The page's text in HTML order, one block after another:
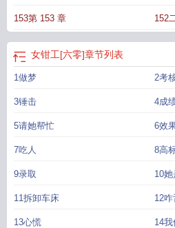
工，整个工业时代的崛起都留有她的烙印。
重，热情的崇拜且追捧，但起初，我只是做
披荆斩棘、搏杀开路ps：1、年代事业文，升
品，任何能让读者看得高兴的题材都是合理
言情分类的感情线，女主非常优秀，在中后
个喜欢顺眼的试试，但最终发现事业才是她
集合》留存作者爱写主角搞事业的文：刑侦
后》《农家子，青云路》《治愈精灵穿到体
际唯一群体治疗》《四爷云养崽崽成了清宫
干吗钳工是干什么工作内容 女生学钳工怎么
表演女钳工六零笔趣阁 女生考钳工证有用
153第 153 章 152
女钳工[六零]章节列表
1做梦 2考
3锤击 4成
5请她帮忙 6效
7吃人 8高
9录取 10
11拆卸车床 12咋
13心慌 14我